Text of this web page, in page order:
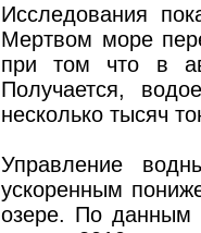
Исследования
Мертвом море
при том что в
Получается,
несколько тысяч
Управление
ускоренным
озере. По данным